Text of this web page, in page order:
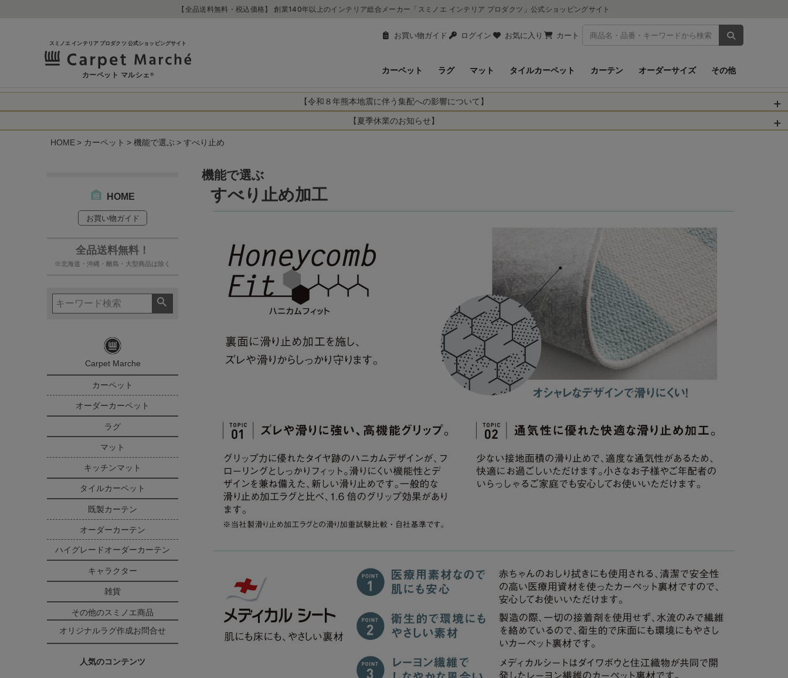
【全品送料無料・税込価格】 創業140年以上のインテリア総合メーカー「スミノエ インテリア プロダクツ」公式ショッピングサイト
お買い物ガイド ログイン お気に入り カート 商品を検索
スミノエ インテリア プロダクツ 公式ショッピングサイト
カーペット マルシェ® カーペット ラグ マット タイルカーペット カーテン オーダーサイズ その他
【令和８年熊本地震に伴う集配への影響について】
令和8年熊本地震により、お亡くなりになられた方々に深く哀悼の意を表しますとともに、被災された皆さま
に心よりお見舞い申し上げます。 この地震の影響により、現在、一部地域を発着するお荷物のお届けに遅れが
生じております。
【お荷物のお届けに遅れが生じている地域】
・全国から九州あてのお荷物
・九州から全国あてのお荷物
詳しくはこちら
【夏季休業のお知らせ】
当店は
合わせへのご返答ができかねます。 休業明けから順次送信させていただきますのでよろしくお願いいたしま
出荷センターも休業となりますため、休業期間中のご注文商品の出荷は2026年8月18日(火)以降となります。
HOME カーペット 機能で選ぶ すべり止め
HOME
お買い物ガイド
全品送料無料！
※北海道・沖縄・離島・大型商品は除く
Carpet Marche
カーペット
オーダーカーペット
ラグ
マット
キッチンマット
タイルカーペット
既製カーテン
オーダーカーテン
ハイグレードオーダーカーテン
キャラクター
雑貨
その他のスミノエ商品
オリジナルラグ作成お問合せ
人気のコンテンツ
機能で選ぶ
すべり止め加工